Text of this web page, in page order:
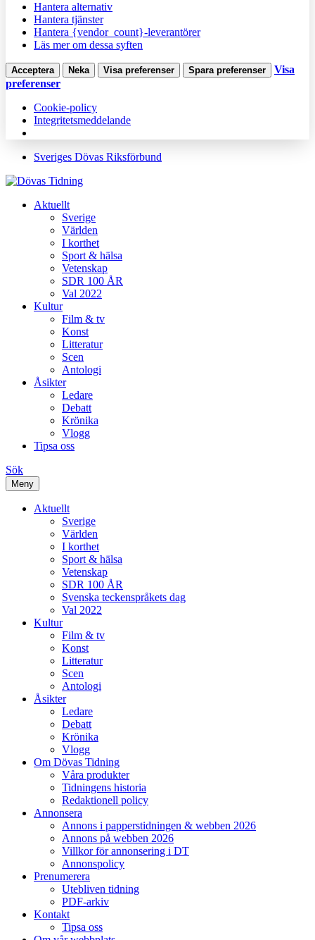
Hantera alternativ
Hantera tjänster
Hantera {vendor_count}-leverantörer
Läs mer om dessa syften
Acceptera Neka Visa preferenser Spara preferenser
Visa
preferenser
Cookie-policy
Integritetsmeddelande
Sveriges Dövas Riksförbund
Aktuellt
Sverige
Världen
I korthet
Sport & hälsa
Vetenskap
SDR 100 ÅR
Val 2022
Kultur
Film & tv
Konst
Litteratur
Scen
Antologi
Åsikter
Ledare
Debatt
Krönika
Vlogg
Tipsa oss
Sök
Meny
Aktuellt
Sverige
Världen
I korthet
Sport & hälsa
Vetenskap
SDR 100 ÅR
Svenska teckenspråkets dag
Val 2022
Kultur
Film & tv
Konst
Litteratur
Scen
Antologi
Åsikter
Ledare
Debatt
Krönika
Vlogg
Om Dövas Tidning
Våra produkter
Tidningens historia
Redaktionell policy
Annonsera
Annons i papperstidningen & webben 2026
Annons på webben 2026
Villkor för annonsering i DT
Annonspolicy
Prenumerera
Utebliven tidning
PDF-arkiv
Kontakt
Tipsa oss